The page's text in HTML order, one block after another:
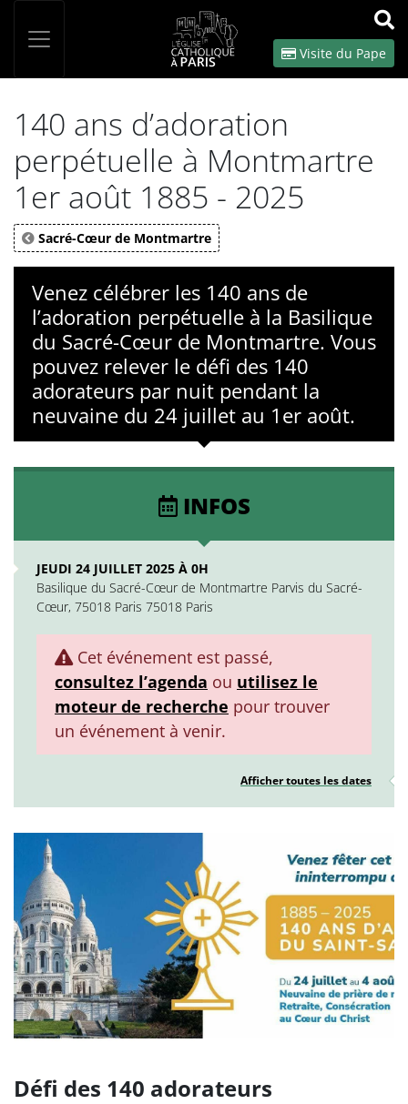
OK
Visite du Pape
140 ans d’adoration
perpétuelle à Montmartre
1er août 1885 - 2025
Sacré-Cœur de Montmartre
Venez célébrer les 140 ans de
l’adoration perpétuelle à la Basilique
du Sacré-Cœur de Montmartre. Vous
pouvez relever le défi des 140
adorateurs par nuit pendant la
neuvaine du 24 juillet au 1er août.
INFOS
JEUDI 24 JUILLET 2025 À 0H
Basilique du Sacré-Cœur de Montmartre Parvis du Sacré-
Cœur, 75018 Paris 75018 Paris
Cet événement est passé,
consultez l’agenda ou utilisez le
moteur de recherche pour trouver
un événement à venir.
Afficher toutes les dates
Défi des 140 adorateurs
Panneau de gestion des cookies